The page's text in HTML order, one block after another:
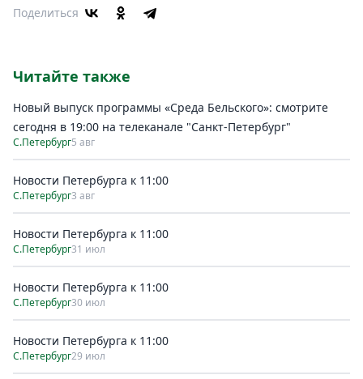
Поделиться
Читайте также
Новый выпуск программы «Среда Бельского»: смотрите
сегодня в 19:00 на телеканале "Санкт-Петербург"
С.Петербург5 авг
Новости Петербурга к 11:00
С.Петербург3 авг
Новости Петербурга к 11:00
С.Петербург31 июл
Новости Петербурга к 11:00
С.Петербург30 июл
Новости Петербурга к 11:00
С.Петербург29 июл